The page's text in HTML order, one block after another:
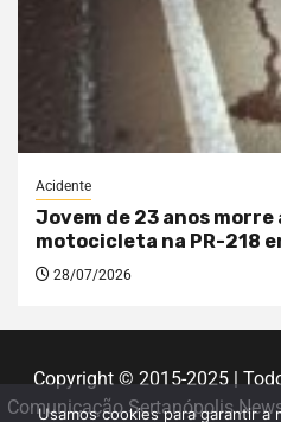
Acidente
Jovem de 23 anos
motocicleta na PR-218
28/07/2026
Copyright © 2015-2025 |
Comunicação Sertanópolis
Usamos cookies para garantir a